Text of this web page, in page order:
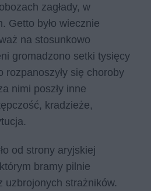
zagłady, w
Getto było wiecznie
na stosunkowo
gromadzono setki tysięcy
rozpanoszyły się choroby
nimi poszły inne
kradzieże,
od strony aryjskiej
bramy pilnie
uzbrojonych strażników.